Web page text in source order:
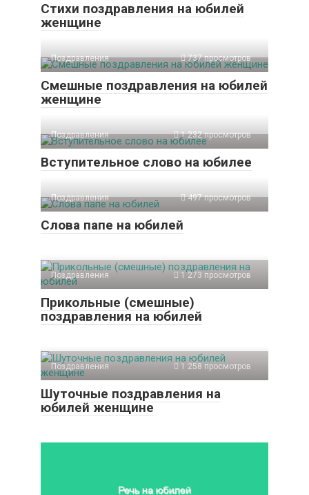
Стихи поздравления на юбилей
женщине
Поздравления 737 просмотров
Смешные поздравления на юбилей
женщине
Поздравления 1 232 просмотров
Вступительное слово на юбилее
Поздравления 497 просмотров
Слова папе на юбилей
Поздравления 1 273 просмотров
Прикольные (смешные)
поздравления на юбилей
Поздравления 1 258 просмотров
Шуточные поздравления на
юбилей женщине